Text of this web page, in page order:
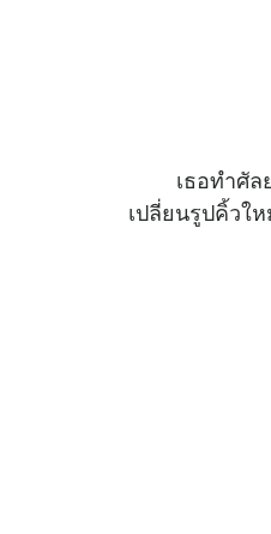
เธอทำศัลย
เปลี่ยนรูปคิ้วใ